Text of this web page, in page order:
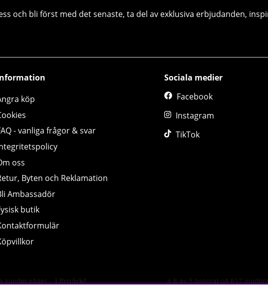
och bli först med det senaste, ta del av exklusiva erbjudanden,
köp
- vanliga frågor & svar
oss
Byten och Reklamation
Ambassadör
butik
Sociala medier
Facebook
Instagram
TikTok